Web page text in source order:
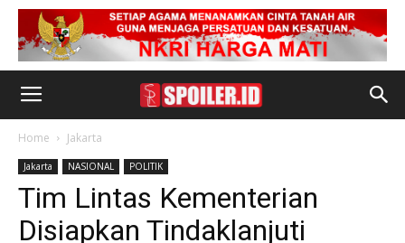
Home Jakarta
Jakarta NASIONAL POLITIK
Tim Lintas Kementerian
Disiapkan Tindaklanjuti